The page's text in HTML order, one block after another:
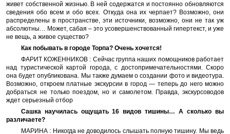
живет собственной жизнью. В ней содержатся и постоянно обновляются
сведения обо всем и обо всех. Откуда она их черпает? Возможно, они
распределены в пространстве, эти источники, возможно, они не так уж
абсолютны… Может, сабая – это усовершенствованный гипертекст, и уже
не вещь, а живое существо?
Как побывать в городе Торпа? Очень хочется!
ФАРИТ КОЖЕННИКОВ : Сейчас группа наших помощников работает
над туристической картой города, с достопримечательностями. Скоро
она будет опубликована. Мы также думаем о создании фото и видеотура.
Возможно, откроем платные экскурсии в город — теперь до него можно
добраться не только поездом, но и самолетом. Правда, экскурсоводов
ждет серьезный отбор
Сашка научилась ощущать 16 видов тишины… А сколько вы
различаете?
МАРИНА : Никогда не доводилось слышать полную тишину. Мы ведь